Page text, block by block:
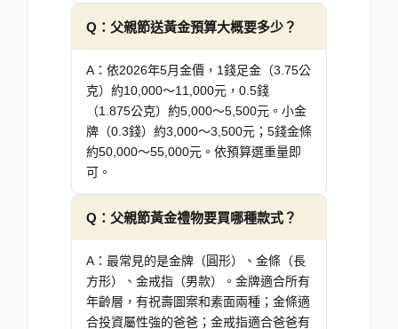
Q： 父親節送黃金預算大概要多少？
A： 依2026年5月金價，1錢足金（3.75公
克）約10,000～11,000元，0.5錢
（1.875公克）約5,000～5,500元。小金
牌（0.3錢）約3,000～3,500元；5錢金條
約50,000～55,000元。依預算選重量即
可。
Q： 父親節黃金禮物要買哪種款式？
A： 最常見的是金牌（圓形）、金條（長
方形）、金戒指（男款）。金牌適合所有
年齡層，有祝壽圖案和素面兩種；金條適
合投資屬性強的爸爸；金戒指適合爸爸有